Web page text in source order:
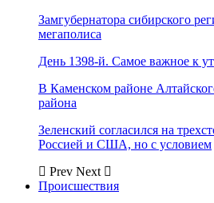
Замгубернатора сибирского
мегаполиса
День 1398-й. Самое важное к
В Каменском районе
района
Зеленский согласился на
Россией и США, но с условием
Prev Next
Происшествия